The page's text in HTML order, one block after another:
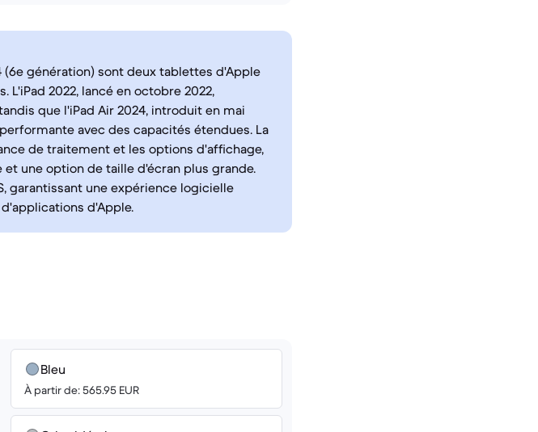
(6e génération) sont deux tablettes d'Apple
2022, lancé en octobre 2022,
que l'iPad Air 2024, introduit en mai
avec des capacités étendues. La
de traitement et les options d'affichage,
une option de taille d'écran plus grande.
garantissant une expérience logicielle
d'Apple.
Bleu
À partir de: 565.95 EUR